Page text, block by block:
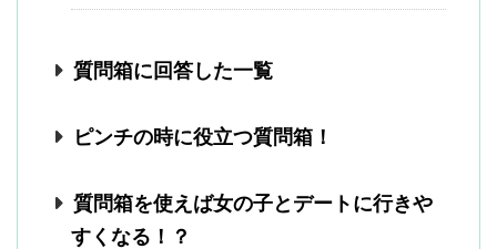
質問箱に回答した一覧
ピンチの時に役立つ質問箱！
質問箱を使えば女の子とデートに行きや
すくなる！？